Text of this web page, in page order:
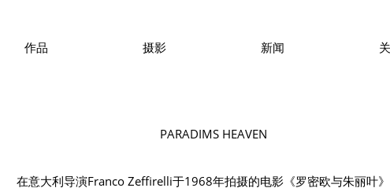
作品 摄影 新闻
PARADIMS HEAVEN
在意大利导演Franco Zeffirelli于1968年拍摄的电影《罗密欧与朱丽叶》